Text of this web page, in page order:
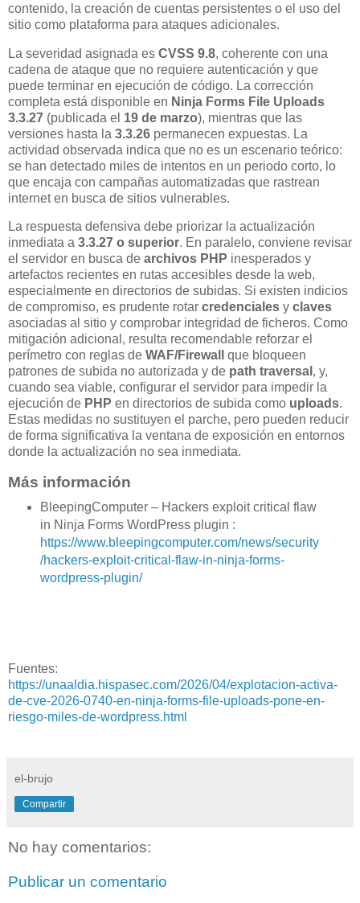
contenido, la creación de cuentas persistentes o el uso del
sitio como plataforma para ataques adicionales.
La severidad asignada es CVSS 9.8, coherente con una
cadena de ataque que no requiere autenticación y que
puede terminar en ejecución de código. La corrección
completa está disponible en Ninja Forms File Uploads
3.3.27 (publicada el 19 de marzo), mientras que las
versiones hasta la 3.3.26 permanecen expuestas. La
actividad observada indica que no es un escenario teórico:
se han detectado miles de intentos en un periodo corto, lo
que encaja con campañas automatizadas que rastrean
internet en busca de sitios vulnerables.
La respuesta defensiva debe priorizar la actualización
inmediata a 3.3.27 o superior. En paralelo, conviene revisar
el servidor en busca de archivos PHP inesperados y
artefactos recientes en rutas accesibles desde la web,
especialmente en directorios de subidas. Si existen indicios
de compromiso, es prudente rotar credenciales y claves
asociadas al sitio y comprobar integridad de ficheros. Como
mitigación adicional, resulta recomendable reforzar el
perímetro con reglas de WAF/Firewall
que bloqueen
patrones de subida no autorizada y de path traversal , y,
cuando sea viable, configurar el servidor para impedir la
ejecución de PHP en directorios de subida como uploads.
Estas medidas no sustituyen el parche, pero pueden reducir
de forma significativa la ventana de exposición en entornos
donde la actualización no sea inmediata.
Más información
BleepingComputer – Hackers exploit critical flaw
in Ninja Forms WordPress plugin :
https://www.bleepingcomputer.com/news/security
/hackers-exploit-critical-flaw-in-ninja-forms-
wordpress-plugin/
Fuentes:
https://unaaldia.hispasec.com/2026/04/explotacion-activa-
de-cve-2026-0740-en-ninja-forms-file-uploads-pone-en-
riesgo-miles-de-wordpress.html
el-brujo
Compartir
No hay comentarios:
Publicar un comentario